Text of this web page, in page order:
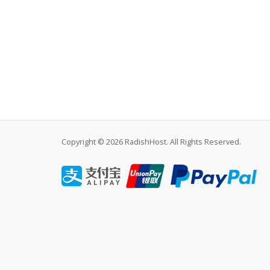
Copyright © 2026 RadishHost. All Rights Reserved.